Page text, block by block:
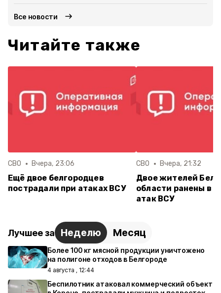
Все новости
Читайте также
СВО Вчера, 23:06
Ещё двое белгородцев
пострадали при атаках ВСУ
СВО Вчера, 21:32
Двое жителей
области ранены в
атак ВСУ
Лучшее за Неделю Месяц
Более 100 кг мясной продукции уничтожено
на полигоне отходов в Белгороде
4 августа , 12:44
Беспилотник атаковал коммерческий объект